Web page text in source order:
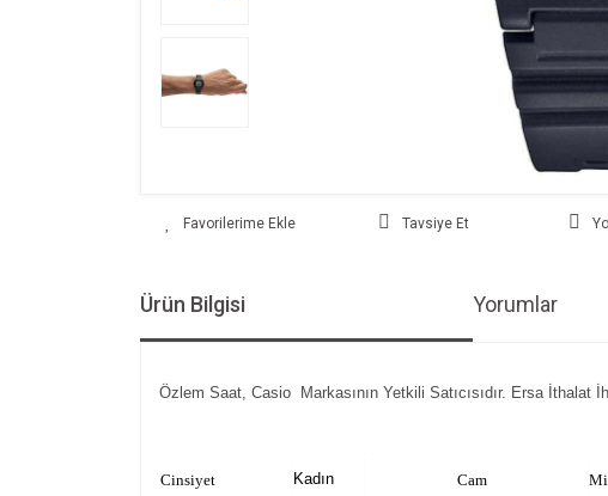
Tavsiye Et
Ürün Bilgisi Yorumlar
Özlem Saat, Casio Markasının Yetkili Satıcısıdır. Ersa
Cinsiyet Kadın Cam